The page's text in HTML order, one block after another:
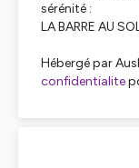
sérénité :
LA BARRE AU
Hébergé par
confidentialite